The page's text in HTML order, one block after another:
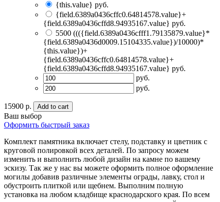
{this.value} руб.
{field.6389a0436cffc0.64814578.value}+
{field.6389a0436cffd8.94935167.value} руб.
5500 ((({field.6389a0436cfff1.79135879.value}*
{field.6389a0436d0009.15104335.value})/10000)*
{this.value})+
{field.6389a0436cffc0.64814578.value}+
{field.6389a0436cffd8.94935167.value} руб.
руб.
руб.
15900 р. Add to cart
Ваш выбор
Оформить быстрый заказ
Комплект памятника включает стелу, подставку и цветник с
круговой полировкой всех деталей. По запросу можем
изменить и выполнить любой дизайн на камне по вашему
эскизу. Так же у нас вы можете оформить полное оформление
могилы добавив различные элементы ограды, лавку, стол и
обустроить плиткой или щебнем. Выполним полную
установка на любом кладбище краснодарского края. По всем